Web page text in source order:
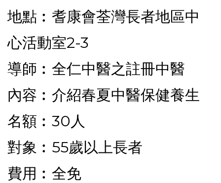
地點︰耆康會荃灣長者地區中
心活動室2-3
導師︰全仁中醫之註冊中醫
內容︰介紹春夏中醫保健養生
名額︰30人
對象︰55歲以上長者
費用︰全免